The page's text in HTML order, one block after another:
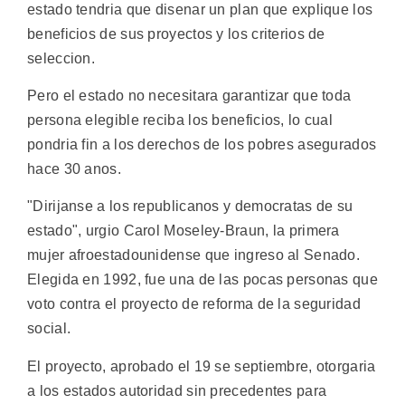
estado tendria que disenar un plan que explique los
beneficios de sus proyectos y los criterios de
seleccion.
Pero el estado no necesitara garantizar que toda
persona elegible reciba los beneficios, lo cual
pondria fin a los derechos de los pobres asegurados
hace 30 anos.
"Dirijanse a los republicanos y democratas de su
estado", urgio Carol Moseley-Braun, la primera
mujer afroestadounidense que ingreso al Senado.
Elegida en 1992, fue una de las pocas personas que
voto contra el proyecto de reforma de la seguridad
social.
El proyecto, aprobado el 19 se septiembre, otorgaria
a los estados autoridad sin precedentes para